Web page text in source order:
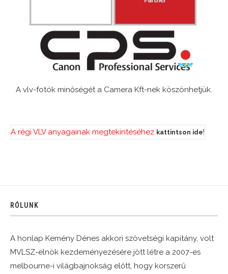
A vlv-fotók minőségét a Camera Kft-nek köszönhetjük.
A régi VLV anyagainak megtekintéséhez kattintson ide!
RÓLUNK
A honlap Kemény Dénes akkori szövetségi kapitány, volt
MVLSZ-elnök kezdeményezésére jött létre a 2007-es
melbourne-i világbajnokság előtt, hogy korszerű